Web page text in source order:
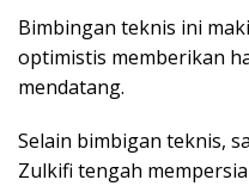
Bimbingan teknis ini
optimistis memberikan
mendatang.
Selain bimbigan teknis,
Zulkifi tengah